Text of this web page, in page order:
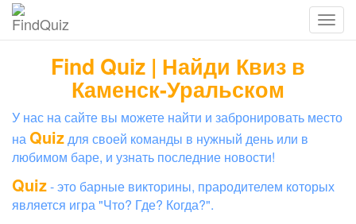
Find Quiz | Найди Квиз в
Каменск-Уральском
У нас на сайте вы можете найти и забронировать место
наQuizдля своей команды в нужный день или в
любимом баре, и узнать последние новости!
Quiz- это барные викторины, прародителем которых
является игра "Что? Где? Когда?".